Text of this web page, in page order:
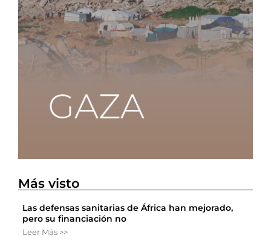
Más visto
Las defensas sanitarias de África han mejorado,
pero su financiación no
Leer Más >>